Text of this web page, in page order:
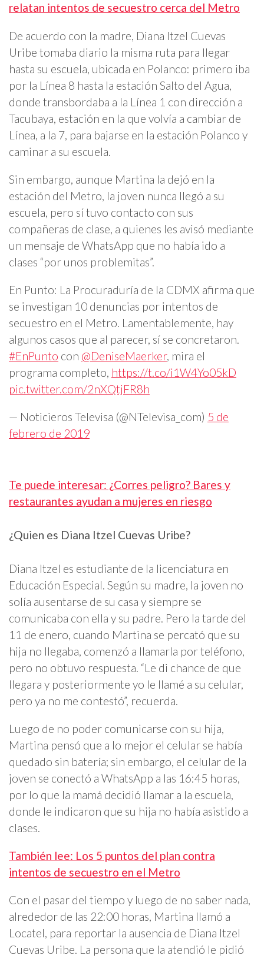
relatan intentos de secuestro cerca del Metro
De acuerdo con la madre, Diana Itzel Cuevas
Uribe tomaba diario la misma ruta para llegar
hasta su escuela, ubicada en Polanco: primero iba
por la Línea 8 hasta la estación Salto del Agua,
donde transbordaba a la Línea 1 con dirección a
Tacubaya, estación en la que volvía a cambiar de
Línea, a la 7, para bajarse en la estación Polanco y
caminar a su escuela.
Sin embargo, aunque Martina la dejó en la
estación del Metro, la joven nunca llegó a su
escuela, pero sí tuvo contacto con sus
compañeras de clase, a quienes les avisó mediante
un mensaje de WhatsApp que no había ido a
clases “por unos problemitas”.
En Punto: La Procuraduría de la CDMX afirma que
se investigan 10 denuncias por intentos de
secuestro en el Metro. Lamentablemente, hay
algunos casos que al parecer, sí se concretaron.
#EnPunto con @DeniseMaerker, mira el
programa completo, https://t.co/i1W4Yo05kD
pic.twitter.com/2nXQtjFR8h
— Noticieros Televisa (@NTelevisa_com) 5 de
febrero de 2019
Te puede interesar: ¿Corres peligro? Bares y
restaurantes ayudan a mujeres en riesgo
¿Quien es Diana Itzel Cuevas Uribe?
Diana Itzel es estudiante de la licenciatura en
Educación Especial. Según su madre, la joven no
solía ausentarse de su casa y siempre se
comunicaba con ella y su padre. Pero la tarde del
11 de enero, cuando Martina se percató que su
hija no llegaba, comenzó a llamarla por teléfono,
pero no obtuvo respuesta. “Le di chance de que
llegara y posteriormente yo le llamé a su celular,
pero ya no me contestó”, recuerda.
Luego de no poder comunicarse con su hija,
Martina pensó que a lo mejor el celular se había
quedado sin batería; sin embargo, el celular de la
joven se conectó a WhatsApp a las 16:45 horas,
por lo que la mamá decidió llamar a la escuela,
donde le indicaron que su hija no había asistido a
clases.
También lee: Los 5 puntos del plan contra
intentos de secuestro en el Metro
Con el pasar del tiempo y luego de no saber nada,
alrededor de las 22:00 horas, Martina llamó a
Locatel, para reportar la ausencia de Diana Itzel
Cuevas Uribe. La persona que la atendió le pidió